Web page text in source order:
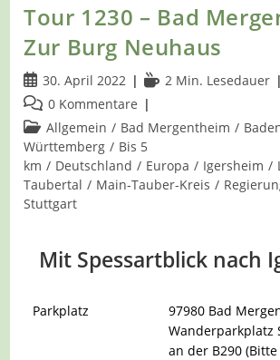
Tour 1230 – Bad
Zur Burg Neuhaus
Beitrag
veröffentlicht:
30. April 2022 Lesedauer:
2 Min. Lesedauer
Beitrags-
Kommentare:
0 Kommentare
Beitrags-
Kategorie:
Allgemein / Bad Mergentheim /
Württemberg / Bis 5
km / Deutschland / Europa / Igersheim /
Taubertal / Main-Tauber-Kreis /
Stuttgart
Mit Spessartblick nach
Parkplatz
97980 Bad
Wanderparkplatz
an der B290